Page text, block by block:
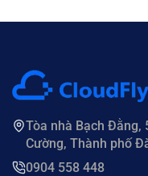
Tòa nhà Bạch Đằng,
Cường, Thành phố
0904 558 448